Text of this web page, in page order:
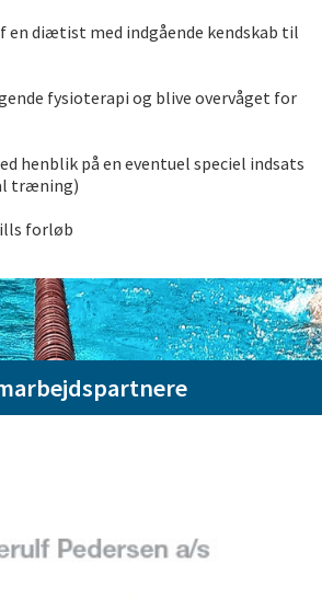
en diætist med indgående kendskab til
fysioterapi og blive overvåget for
henblik på en eventuel speciel indsats
træning)
forløb